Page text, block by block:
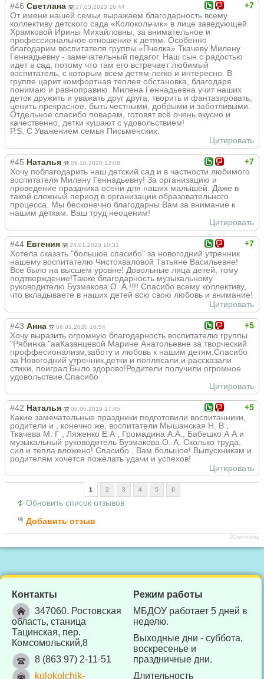
+7
#46 Светлана 27.03.2023 16:44
От имени нашей семьи выражаем благодарность всему
коллективу детского сада «Колокольчик» в лице заведующей
Храмковой Ирины Михайловны, за внимательное и
профессиональное отношение к детям. Особенно
благодарим воспитателя группы «Пчелка» Ткачеву Милену
Геннадьевну - замечательный педагог. Наш сын с радостью
идет в сад, потому что там его встречает любимый
воспитатель, с которым всем детям легко и интересно. В
группе царит комфортная теплея обстановка, благодаря
понимаю и равноправию. Милена Геннадьевна учит наших
деток дружить и уважать друг друга, творить и фантазировать,
ценить прекрасное, быть честными, добрыми и заботливыми.
Отдельное спасибо поварам, готовят всё очень вкусно и
качественно, детки кушают с удовольствием!
P.S. С Уважением семья Письменских.
Цитировать
+7
#45 Наталья 09.10.2020 12:08
Хочу поблагодарить наш детский сад и в частности любимого
воспитателя Милену Геннадьевну! За организацию и
проведение праздника осени для наших малышей. Даже в
такой сложный период в организации образовательного
процесса. Мы бесконечно благодарны Вам за внимание к
нашим деткам. Ваш труд неоценим!
Цитировать
+7
#44 Евгения 24.01.2020 10:31
Хотела сказать "большое спасибо" за новогодний утренник
нашему воспитателю Чистохваловой Татьяне Васильевне!
Все было на высшем уровне! Довольные лица детей, тому
подтверждение!Также благодарность музыкальному
руководителю Бузмакова О. А.!!!! Спасибо всему коллективу,
что вкладываете в наших детей всю свою любовь и внимание!
Цитировать
+5
#43 Анна 08.01.2020 16:54
Хочу выразить огромную благодарность воспитателю группы
"Рябинка "ааКазанцевой Марине Анатольевне за творческий
проффесионализм,заботу и любовь к нашим детям.Спасибо
за Новогодний утренник,детки и поплясали,и рассказали
стихи, поиграл.Было здорово!Родители получили огромное
удовольствие.Спасибо
Цитировать
+5
#42 Наталья 06.06.2019 17:45
Какие замечательные праздники подготовили воспитанники,
родители и , конечно же, воспитатели Мышанская Н. В ,
Ткачева М. Г , Ляженко Е А , Громадина А.А., Бабешко А А и
музыкальный руководитель Бузмакова О. А. Сколько труда,
сил и тепла вложено! Спасибо , Вам большое! Выпускникам и
родителям хочется пожелать удачи и успехов!
Цитировать
1 2 3 4 5 6
Обновить список отзывов
Добавить отзыв
JComments
Контакты
347060. Ростовская
область, станица
Тацинская, пер.
Комсомольский,8
8 (863 97) 2-11-51
kolokolchik-
Режим работы
МБДОУ работает 5 дней в
неделю.
Выходные дни - суббота,
воскресенье и
праздничные дни.
Длительность